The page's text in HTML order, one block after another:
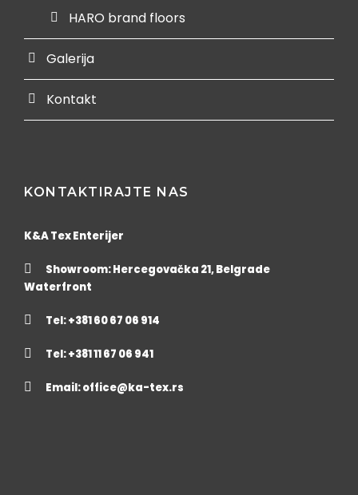
HARO brand floors
Galerija
Kontakt
KONTAKTIRAJTE NAS
K&A Tex Enterijer
Showroom: Hercegovačka 21, Belgrade
Waterfront
Tel: +381 60 67 06 914
Tel: +381 11 67 06 941
Email:office@ka-tex.rs